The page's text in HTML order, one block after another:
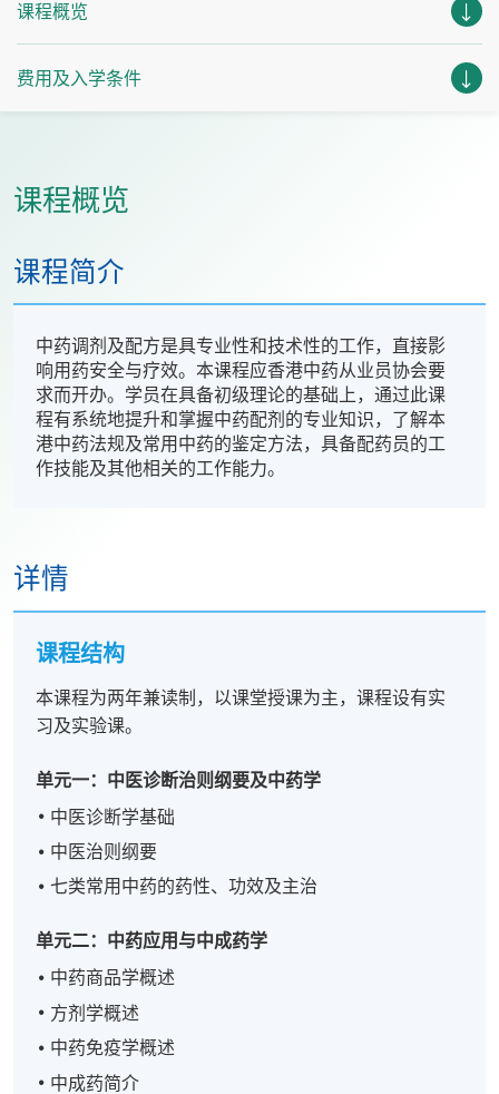
课程概览
费用及入学条件
课程概览
课程简介
中药调剂及配方是具专业性和技术性的工作，直接影
响用药安全与疗效。本课程应香港中药从业员协会要
求而开办。学员在具备初级理论的基础上，通过此课
程有系统地提升和掌握中药配剂的专业知识，了解本
港中药法规及常用中药的鉴定方法，具备配药员的工
作技能及其他相关的工作能力。
详情
课程结构
本课程为两年兼读制，以课堂授课为主，课程设有实
习及实验课。
单元一：中医诊断治则纲要及中药学
中医诊断学基础
中医治则纲要
七类常用中药的药性、功效及主治
单元二：中药应用与中成药学
中药商品学概述
方剂学概述
中药免疫学概述
中成药简介